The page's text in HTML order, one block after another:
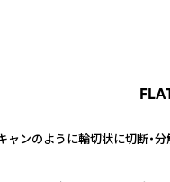
ャンのように輪切状に切断・